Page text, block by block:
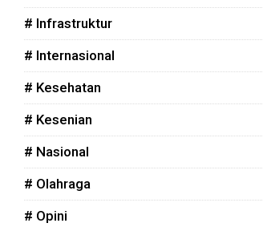
# Infrastruktur
# Internasional
# Kesehatan
# Kesenian
# Nasional
# Olahraga
# Opini